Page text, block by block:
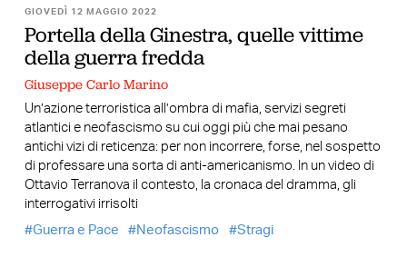
GIOVEDÌ 12 MAGGIO 2022
Portella della Ginestra, quelle vittime
della guerra fredda
Giuseppe Carlo Marino
Un’azione terroristica all’ombra di mafia, servizi segreti
atlantici e neofascismo su cui oggi più che mai pesano
antichi vizi di reticenza: per non incorrere, forse, nel sospetto
di professare una sorta di anti-americanismo. In un video di
Ottavio Terranova il contesto, la cronaca del dramma, gli
interrogativi irrisolti
Guerra e Pace
Neofascismo Stragi